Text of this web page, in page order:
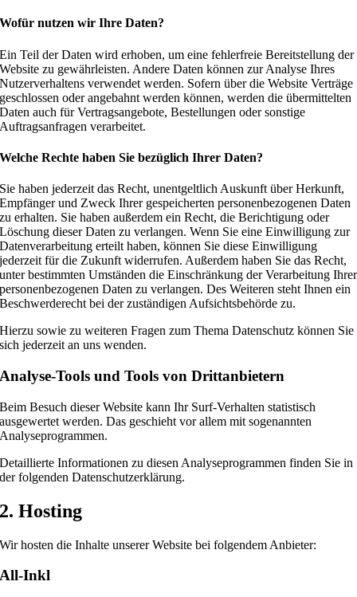
Wofür nutzen wir Ihre Daten?
Ein Teil der Daten wird erhoben, um eine fehlerfreie Bereitstellung der
Website zu gewährleisten. Andere Daten können zur Analyse Ihres
Nutzerverhaltens verwendet werden. Sofern über die Website Verträge
geschlossen oder angebahnt werden können, werden die übermittelten
Daten auch für Vertragsangebote, Bestellungen oder sonstige
Auftragsanfragen verarbeitet.
Welche Rechte haben Sie bezüglich Ihrer Daten?
Sie haben jederzeit das Recht, unentgeltlich Auskunft über Herkunft,
Empfänger und Zweck Ihrer gespeicherten personenbezogenen Daten
zu erhalten. Sie haben außerdem ein Recht, die Berichtigung oder
Löschung dieser Daten zu verlangen. Wenn Sie eine Einwilligung zur
Datenverarbeitung erteilt haben, können Sie diese Einwilligung
jederzeit für die Zukunft widerrufen. Außerdem haben Sie das Recht,
unter bestimmten Umständen die Einschränkung der Verarbeitung Ihrer
personenbezogenen Daten zu verlangen. Des Weiteren steht Ihnen ein
Beschwerderecht bei der zuständigen Aufsichtsbehörde zu.
Hierzu sowie zu weiteren Fragen zum Thema Datenschutz können Sie
sich jederzeit an uns wenden.
Analyse-Tools und Tools von Dritt­anbietern
Beim Besuch dieser Website kann Ihr Surf-Verhalten statistisch
ausgewertet werden. Das geschieht vor allem mit sogenannten
Analyseprogrammen.
Detaillierte Informationen zu diesen Analyseprogrammen finden Sie in
der folgenden Datenschutzerklärung.
2. Hosting
Wir hosten die Inhalte unserer Website bei folgendem Anbieter:
All-Inkl